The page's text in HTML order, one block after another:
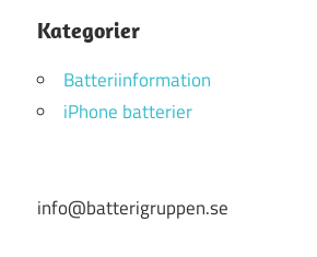
Kategorier
Batteriinformation
iPhone batterier
info@batterigruppen.se